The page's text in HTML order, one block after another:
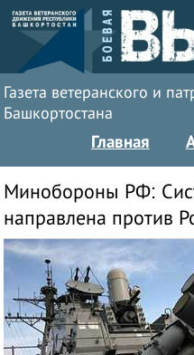
Газета ветеранского и
Башкортостана
Главная
Минобороны РФ:
направлена против